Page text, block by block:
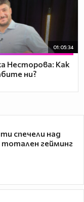
01:05:34
Несторова: Как
ни?
спечели над
тотален гейминг